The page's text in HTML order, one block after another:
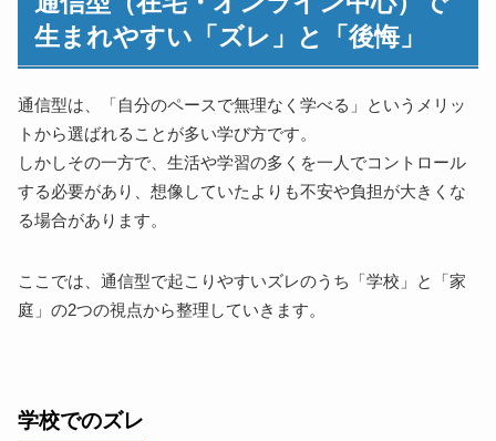
生まれやすい「ズレ」と「後悔」
通信型は、「自分のペースで無理なく学べる」というメリッ
トから選ばれることが多い学び方です。
しかしその一方で、生活や学習の多くを一人でコントロール
する必要があり、想像していたよりも不安や負担が大きくな
る場合があります。
ここでは、通信型で起こりやすいズレのうち「学校」と「家
庭」の2つの視点から整理していきます。
学校でのズレ